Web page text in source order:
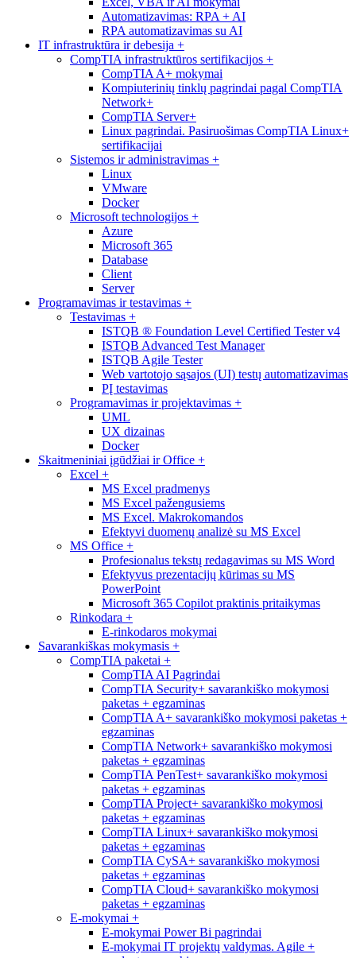
Automatizavimas: RPA + AI
RPA automatizavimas su AI
IT infrastruktūra ir debesija +
CompTIA infrastruktūros sertifikacijos +
CompTIA A+ mokymai
Kompiuterinių tinklų pagrindai pagal CompTIA
Network+
CompTIA Server+
Linux pagrindai. Pasiruošimas CompTIA Linux+
sertifikacijai
Sistemos ir administravimas +
Linux
VMware
Docker
Microsoft technologijos +
Azure
Microsoft 365
Database
Client
Server
Programavimas ir testavimas +
Testavimas +
ISTQB ® Foundation Level Certified Tester v4
ISTQB Advanced Test Manager
ISTQB Agile Tester
Web vartotojo sąsajos (UI) testų automatizavimas
PĮ testavimas
Programavimas ir projektavimas +
UML
UX dizainas
Docker
Skaitmeniniai įgūdžiai ir Office +
Excel +
MS Excel pradmenys
MS Excel pažengusiems
MS Excel. Makrokomandos
Efektyvi duomenų analizė su MS Excel
MS Office +
Profesionalus tekstų redagavimas su MS Word
Efektyvus prezentacijų kūrimas su MS
PowerPoint
Microsoft 365 Copilot praktinis pritaikymas
Rinkodara +
E-rinkodaros mokymai
Savarankiškas mokymasis +
CompTIA paketai +
CompTIA AI Pagrindai
CompTIA Security+ savarankiško mokymosi
paketas + egzaminas
CompTIA A+ savarankiško mokymosi paketas +
egzaminas
CompTIA Network+ savarankiško mokymosi
paketas + egzaminas
CompTIA PenTest+ savarankiško mokymosi
paketas + egzaminas
CompTIA Project+ savarankiško mokymosi
paketas + egzaminas
CompTIA Linux+ savarankiško mokymosi
paketas + egzaminas
CompTIA CySA+ savarankiško mokymosi
paketas + egzaminas
CompTIA Cloud+ savarankiško mokymosi
paketas + egzaminas
E-mokymai +
E-mokymai Power Bi pagrindai
E-mokymai IT projektų valdymas. Agile +